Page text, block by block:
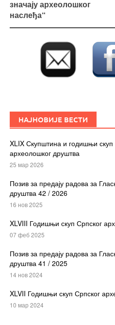
значају археолошког
наслеђа“
НАЈНОВИЈЕ ВЕСТИ
XLIX Скупштина и годишњи скуп
археолошког друштва
25 мар 2026
Позив за предају радова за
друштва 42 / 2026
16 нов 2025
XLVIII Годишњи скуп Српског
07 феб 2025
Позив за предају радова за
друштва 41 / 2025
14 нов 2024
XLVII Годишњи скуп Српског
10 мар 2024